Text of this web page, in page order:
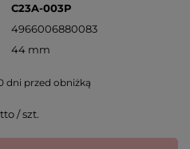
C23A-003P
4966006880083
44 mm
dni przed obniżką
/szt.